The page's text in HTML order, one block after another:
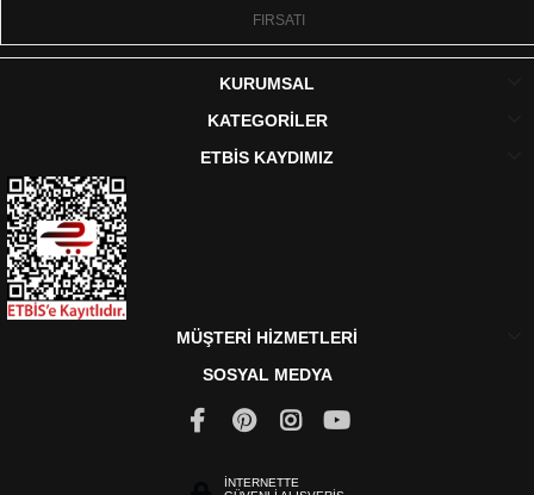
FIRSATI
KURUMSAL
KATEGORİLER
ETBİS KAYDIMIZ
MÜŞTERİ HİZMETLERİ
SOSYAL MEDYA
İNTERNETTE